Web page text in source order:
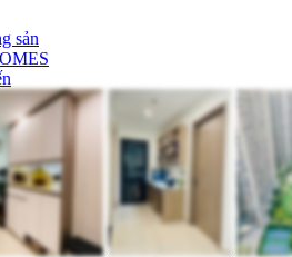
sản